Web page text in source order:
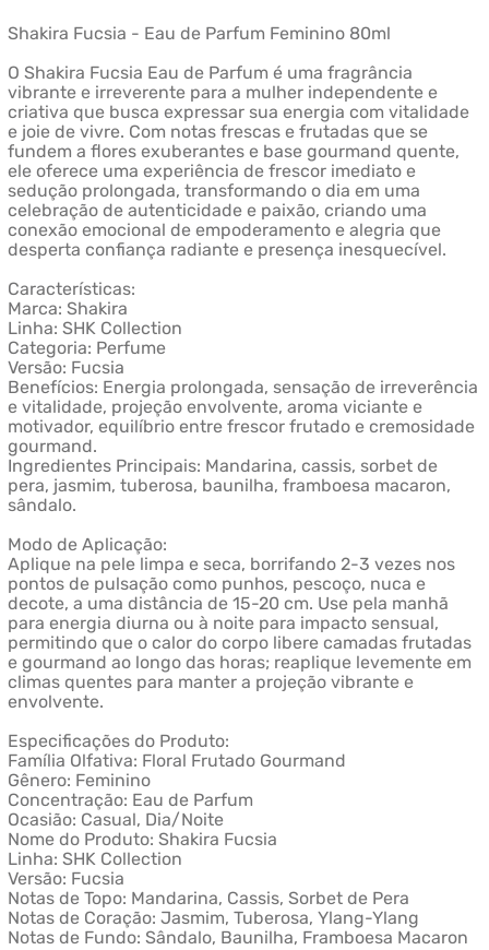
Shakira Fucsia - Eau de Parfum Feminino 80ml
O Shakira Fucsia Eau de Parfum é uma fragrância
vibrante e irreverente para a mulher independente e
criativa que busca expressar sua energia com vitalidade
e joie de vivre. Com notas frescas e frutadas que se
fundem a flores exuberantes e base gourmand quente,
ele oferece uma experiência de frescor imediato e
sedução prolongada, transformando o dia em uma
celebração de autenticidade e paixão, criando uma
conexão emocional de empoderamento e alegria que
desperta confiança radiante e presença inesquecível.
Características:
Marca: Shakira
Linha: SHK Collection
Categoria: Perfume
Versão: Fucsia
Benefícios: Energia prolongada, sensação de irreverência
e vitalidade, projeção envolvente, aroma viciante e
motivador, equilíbrio entre frescor frutado e cremosidade
gourmand.
Ingredientes Principais: Mandarina, cassis, sorbet de
pera, jasmim, tuberosa, baunilha, framboesa macaron,
sândalo.
Modo de Aplicação:
Aplique na pele limpa e seca, borrifando 2-3 vezes nos
pontos de pulsação como punhos, pescoço, nuca e
decote, a uma distância de 15-20 cm. Use pela manhã
para energia diurna ou à noite para impacto sensual,
permitindo que o calor do corpo libere camadas frutadas
e gourmand ao longo das horas; reaplique levemente em
climas quentes para manter a projeção vibrante e
envolvente.
Especificações do Produto:
Família Olfativa: Floral Frutado Gourmand
Gênero: Feminino
Concentração: Eau de Parfum
Ocasião: Casual, Dia/Noite
Nome do Produto: Shakira Fucsia
Linha: SHK Collection
Versão: Fucsia
Notas de Topo: Mandarina, Cassis, Sorbet de Pera
Notas de Coração: Jasmim, Tuberosa, Ylang-Ylang
Notas de Fundo: Sândalo, Baunilha, Framboesa Macaron